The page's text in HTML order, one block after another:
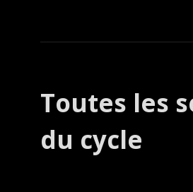
Toutes les
du cycle